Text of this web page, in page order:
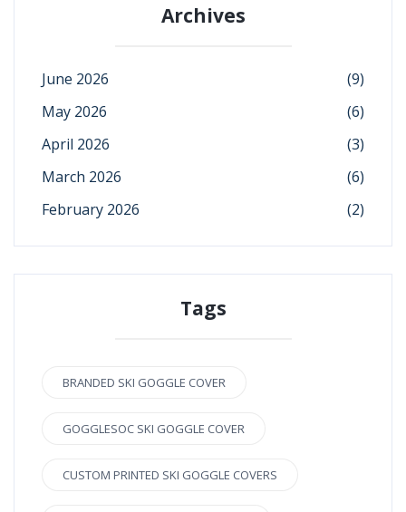
Archives
June 2026
(9)
May 2026
(6)
April 2026
(3)
March 2026
(6)
February 2026
(2)
Tags
BRANDED SKI GOGGLE COVER
GOGGLESOC SKI GOGGLE COVER
CUSTOM PRINTED SKI GOGGLE COVERS